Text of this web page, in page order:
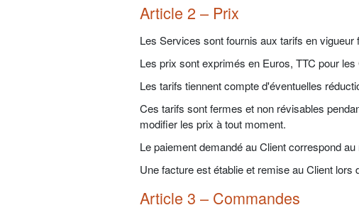
Article 2 – Prix
Les Services sont fournis aux tarifs en
Les prix sont exprimés en Euros, TTC pour
Les tarifs tiennent compte d'éventuelles
Ces tarifs sont fermes et non révisables
modifier les prix à tout moment.
Le paiement demandé au Client correspond
Une facture est établie et remise au Client
Article 3 – Commandes